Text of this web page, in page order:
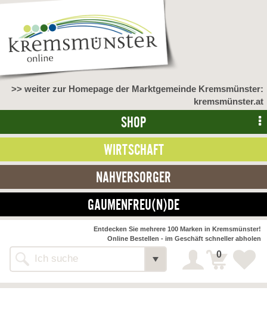
>> weiter zur Homepage der Marktgemeinde Kremsmünster:
kremsmünster.at
SHOP
WIRTSCHAFT
NAHVERSORGER
GAUMENFREU(N)DE
Shop
Entdecken Sie mehrere 100 Marken in Kremsmünster!
Online Bestellen - im Geschäft schneller abholen
0